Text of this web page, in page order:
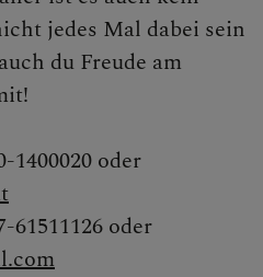
Jugend
jedes Mal dabei sein
du Freude am
1400020 oder
61511126 oder